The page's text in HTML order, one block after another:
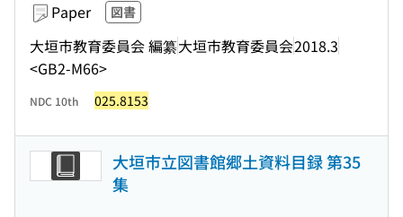
Paper 図書
大垣市教育委員会 編纂大垣市教育委員会2018.3
<GB2-M66>
NDC 10th 025.8153
大垣市立図書館郷土資料目録 第35
集